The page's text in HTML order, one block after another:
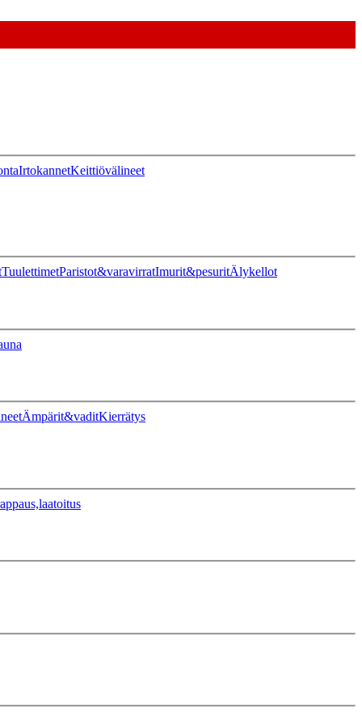
IrtokannetKeittiövälineet
TuulettimetParistot&varavirratImurit&pesuritÄlykellot
Ämpärit&vaditKierrätys